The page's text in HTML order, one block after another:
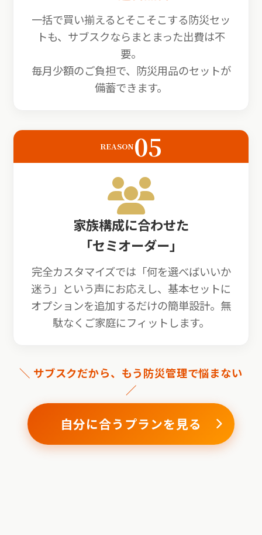
一括で買い揃えるとそこそこする防災セッ
トも、サブスクならまとまった出費は不
要。
毎月少額のご負担で、防災用品のセットが
備蓄できます。
REASON05
家族構成に合わせた
「セミオーダー」
完全カスタマイズでは「何を選べばいいか
迷う」という声にお応えし、基本セットに
オプションを追加するだけの簡単設計。無
駄なくご家庭にフィットします。
＼ サブスクだから、もう防災管理で悩まない
／
自分に合うプランを見る